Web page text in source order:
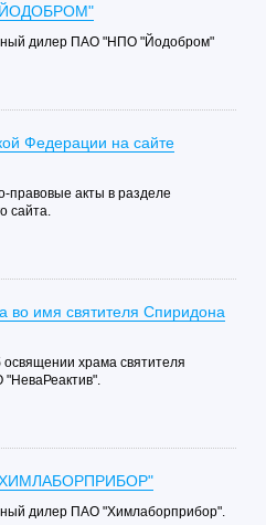
дилер ПАО "НПО "Йодобром"
Федерации на сайте
правовые акты в разделе
сайта.
имя святителя Спиридона
храма святителя
дилер ПАО "Химлаборприбор".